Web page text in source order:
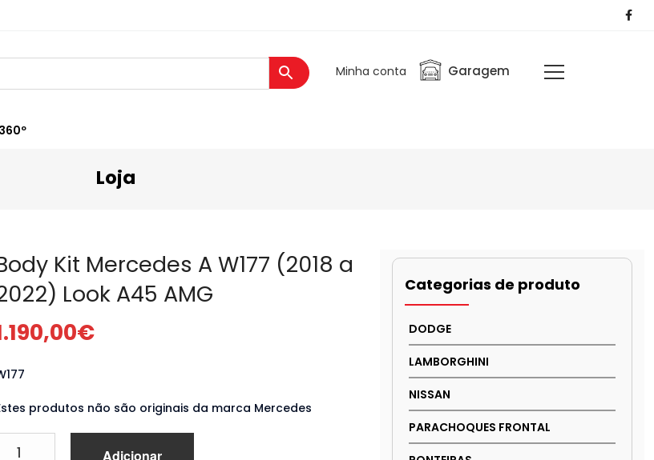
Minha conta Garagem
Loja
Kit Mercedes A W177 (2018 a
Look A45 AMG
€
produtos não são originais da marca Mercedes
Adicionar
Categorias de produto
DODGE
LAMBORGHINI
NISSAN
PARACHOQUES FRONTAL